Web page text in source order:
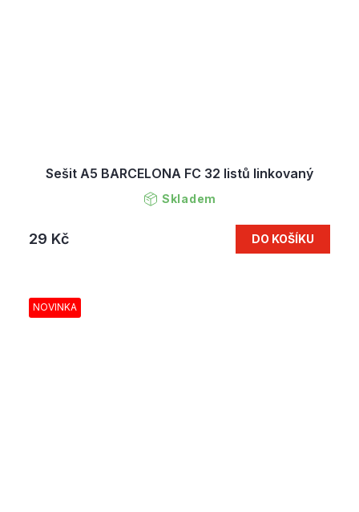
Sešit A5 BARCELONA FC 32 listů linkovaný
Skladem
29 Kč DO KOŠÍKU
NOVINKA